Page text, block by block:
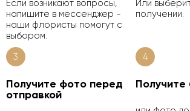
Если возникают вопросы,
напишите в мессенджер -
наши флористы помогут с
выбором.
Или
получении.
3
Получите фото перед
отправкой
4
Получите